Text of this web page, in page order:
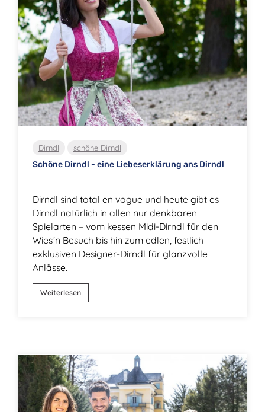
Dirndl schöne Dirndl
Schöne Dirndl - eine Liebeserklärung ans Dirndl
Dirndl sind total en vogue und heute gibt es
Dirndl natürlich in allen nur denkbaren
Spielarten – vom kessen Midi-Dirndl für den
Wies´n Besuch bis hin zum edlen, festlich
exklusiven Designer-Dirndl für glanzvolle
Anlässe.
Weiterlesen